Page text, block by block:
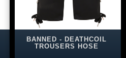
BANNED - DEATHCOIL
TROUSERS HOSE